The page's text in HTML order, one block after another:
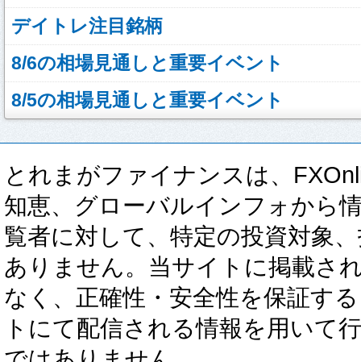
デイトレ注目銘柄
8/6の相場見通しと重要イベント
8/5の相場見通しと重要イベント
とれまがファイナンスは、
知恵、グローバルインフォから
覧者に対して、特定の投資対象
ありません。当サイトに掲載さ
なく、正確性・安全性を保証す
トにて配信される情報を用いて